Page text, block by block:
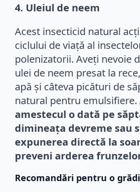
4. Uleiul de neem
Acest insecticid natural
ciclului de viață al
polenizatorii. Aveți nevoie
ulei de neem presat la
apă și câteva picături de
natural pentru emulsifiere.
amestecul o dată pe
dimineața devreme sau
expunerea directă la
preveni arderea
Recomandări pentru o